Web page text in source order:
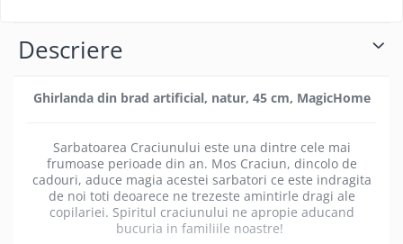
Descriere
Ghirlanda din brad artificial, natur, 45 cm, MagicHome
Sarbatoarea Craciunului este una dintre cele mai
frumoase perioade din an. Mos Craciun, dincolo de
cadouri, aduce magia acestei sarbatori ce este indragita
de noi toti deoarece ne trezeste amintirle dragi ale
copilariei. Spiritul craciunului ne apropie aducand
bucuria in familiile noastre!